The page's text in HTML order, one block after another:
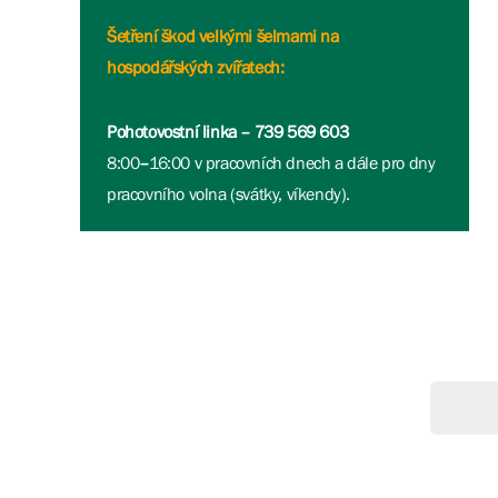
Šetření škod velkými šelmami na
hospodářských zvířatech:
Pohotovostní linka – 739 569 603
8:00–16:00 v pracovních dnech a dále pro dny
pracovního volna (svátky, víkendy).